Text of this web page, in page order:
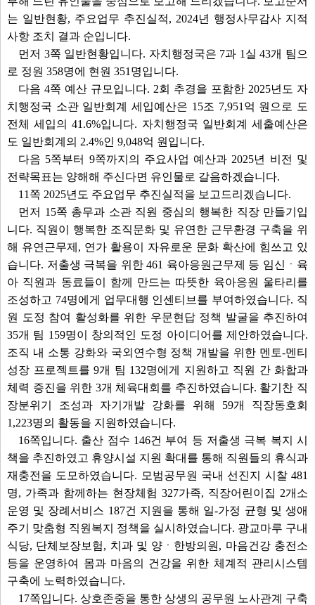
는 일반현황, 주요업무 추진실적, 2024년 행정사무감사 지적
사항 조치 결과 순입니다.
먼저 3쪽 일반현황입니다. 자치행정국은 7과 1실 43개 팀으
로 정원 358명에 현원 351명입니다.
다음 4쪽 예산 규모입니다. 2회 추경을 포함한 2025년도 자
치행정국 소관 일반회계 세입예산은 15조 7,951억 원으로 도
전체 세입의 41.6%입니다. 자치행정국 일반회계 세출예산은
도 일반회계의 2.4%인 9,048억 원입니다.
다음 5쪽부터 9쪽까지의 주요사업 예산과 2025년 비전 및
전략목표는 양해해 주신다면 유인물로 갈음하겠습니다.
11쪽 2025년도 주요업무 추진실적을 보고드리겠습니다.
먼저 15쪽 총무과 소관 직원 중심의 행복한 직장 만들기입
니다. 직원이 행복한 조직문화 및 유연한 근무환경 구축을 위
해 유연근무제, 연가 활용이 자유로운 문화 확산에 힘쓰고 있
습니다. 저출생 극복을 위한 461 육아응원근무제 등 임신ㆍ육
아 직원과 동료들이 함께 만드는 따뜻한 육아응원 울타리를
조성하고 74명에게 업무대행 인센티브를 부여하였습니다. 직
원 도정 참여 활성화를 위한 우문현답 정책 발굴을 추진하여
35개 팀 159명이 창의적인 도정 아이디어를 제안하였습니다.
조직 내 소통 강화와 국외연수형 정책 개발을 위한 멘토-멘티
성장 프로젝트를 9개 팀 132명에게 지원하고 직원 간 화합과
체력 증진을 위한 3개 체육대회를 추진하였습니다. 활기찬 직
장분위기 조성과 자기개발 강화를 위해 59개 직장동호회
1,223명의 활동을 지원하였습니다.
16쪽입니다. 출산 점수 146건 부여 등 저출생 극복 복지 시
책을 추진하였고 휴양시설 지원 확대를 통해 직원들의 휴식과
재충전을 도모하였습니다. 모범공무원 국내 선진지 시찰 481
명, 가족과 함께하는 현장체험 327가족, 직장어린이집 2개소
운영 및 장례서비스 187건 지원을 통해 일-가정 균형 및 생애
주기 맞춤형 직원복지 정책을 실시하였습니다. 광교마루 구내
식당, 단체보장보험, 치과 및 양ㆍ한방의원, 마음건강 충전소
등을 운영하여 몸과 마음의 건강을 위한 체계적 관리시스템
구축에 노력하였습니다.
17쪽입니다. 상호존중을 통한 상생의 공무원 노사관계 구축